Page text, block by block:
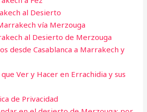
al Desierto​
vía Merzouga
al Desierto de Merzouga​
desde Casablanca a Marrakech y
Ver y Hacer en Errachidia y sus
de Privacidad